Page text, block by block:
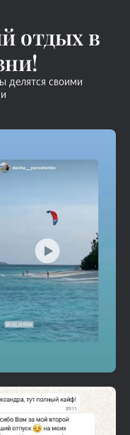
отдых в
делятся своими